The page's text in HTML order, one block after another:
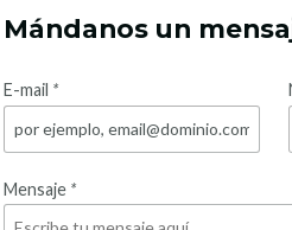
Mándanos un
E-mail *
Mensaje *